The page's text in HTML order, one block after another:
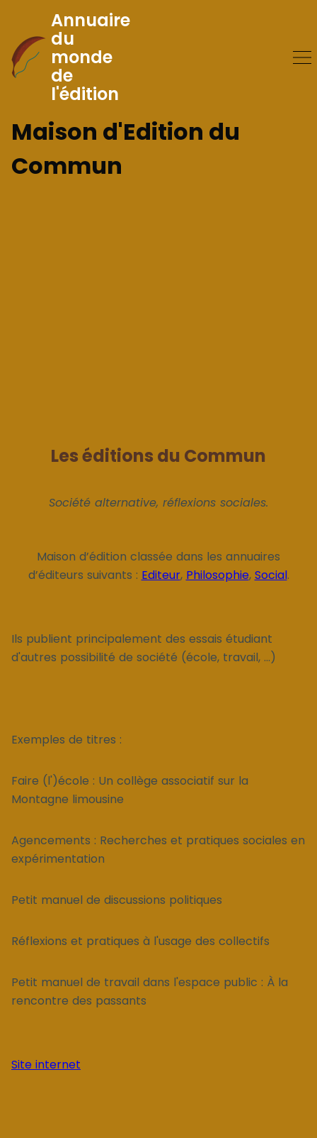
Skip
to
Content
Annuaire
du
monde
de
l'édition
Maison d'Edition du
Commun
Les éditions du Commun
Société alternative, réflexions sociales.
Maison d’édition classée dans les annuaires
d’éditeurs suivants : Editeur, Philosophie, Social.
Ils publient principalement des essais étudiant
d'autres possibilité de société (école, travail, ...)
Exemples de titres :
Faire (l')école : Un collège associatif sur la
Montagne limousine
Agencements : Recherches et pratiques sociales en
expérimentation
Petit manuel de discussions politiques
Réflexions et pratiques à l'usage des collectifs
Petit manuel de travail dans l'espace public : À la
rencontre des passants
Site internet